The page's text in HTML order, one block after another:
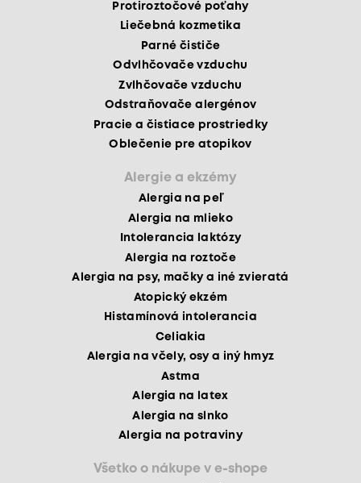
Protiroztočové poťahy
Liečebná kozmetika
Parné čističe
Odvlhčovače vzduchu
Zvlhčovače vzduchu
Odstraňovače alergénov
Pracie a čistiace prostriedky
Oblečenie pre atopikov
Alergie a ekzémy
Alergia na peľ
Alergia na mlieko
Intolerancia laktózy
Alergia na roztoče
Alergia na psy, mačky a iné zvieratá
Atopický ekzém
Histamínová intolerancia
Celiakia
Alergia na včely, osy a iný hmyz
Astma
Alergia na latex
Alergia na slnko
Alergia na potraviny
Všetko o nákupe v e-shope